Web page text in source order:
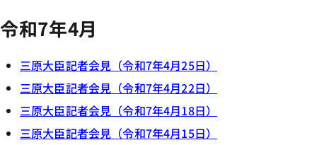
令和7年4月
三原大臣記者会見（令和7年4月25日）
三原大臣記者会見（令和7年4月22日）
三原大臣記者会見（令和7年4月18日）
三原大臣記者会見（令和7年4月15日）